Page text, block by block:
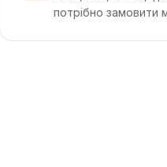
потрібно замовити